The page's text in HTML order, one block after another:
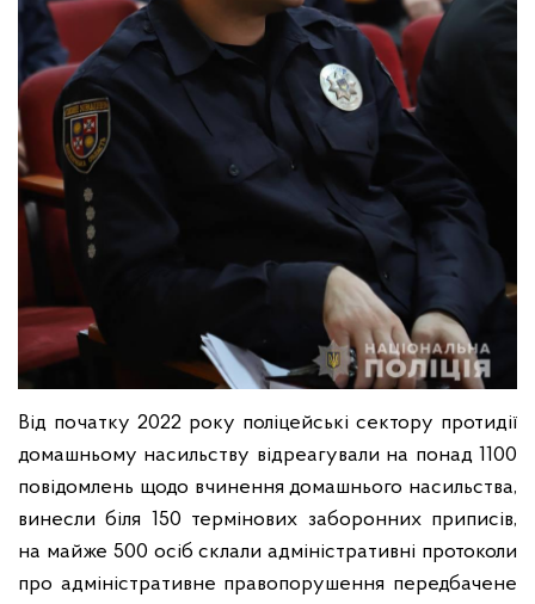
Від початку 2022 року поліцейські сектору протидії
домашньому насильству відреагували на понад 1100
повідомлень щодо вчинення домашнього насильства,
винесли біля 150 термінових заборонних приписів,
на майже 500 осіб склали адміністративні протоколи
про адміністративне правопорушення передбачене